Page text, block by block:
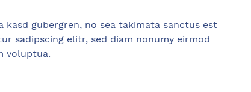
gubergren, no sea takimata sanctus est
sadipscing elitr, sed diam nonumy eirmod
voluptua.